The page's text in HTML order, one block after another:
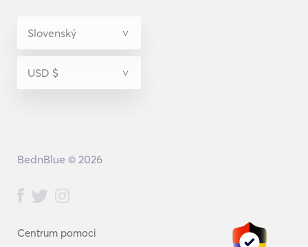
Centrum pomoci
BednBlue © 2026